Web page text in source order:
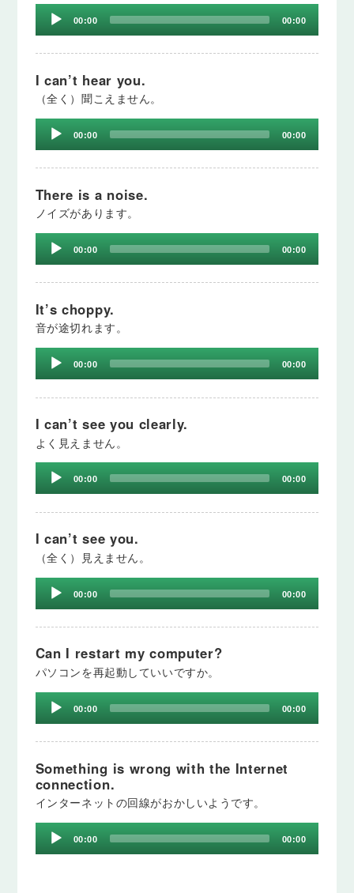
Audio
Player00:00 00:00
I can’t hear you.
（全く）聞こえません。
Audio
Player00:00 00:00
There is a noise.
ノイズがあります。
Audio
Player00:00 00:00
It’s choppy.
音が途切れます。
Audio
Player00:00 00:00
I can’t see you clearly.
よく見えません。
Audio
Player00:00 00:00
I can’t see you.
（全く）見えません。
Audio
Player00:00 00:00
Can I restart my computer?
パソコンを再起動していいですか。
Audio
Player00:00 00:00
Something is wrong with the Internet
connection.
インターネットの回線がおかしいようです。
Audio
Player00:00 00:00